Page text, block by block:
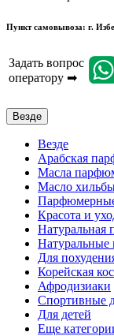
Пункт самовывоза: г.
Задать вопрос
оператору ➡
Везде
Везде
Арабская
Масла
Масло
Красота и
Натуральная
Натуральные
Для
Корейская
Афродизиаки
Спортивные
Для детей
Еще